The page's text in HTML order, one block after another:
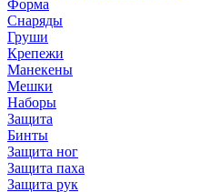
Форма
Снаряды
Груши
Крепежи
Манекены
Мешки
Наборы
Защита
Бинты
Защита ног
Защита паха
Защита рук